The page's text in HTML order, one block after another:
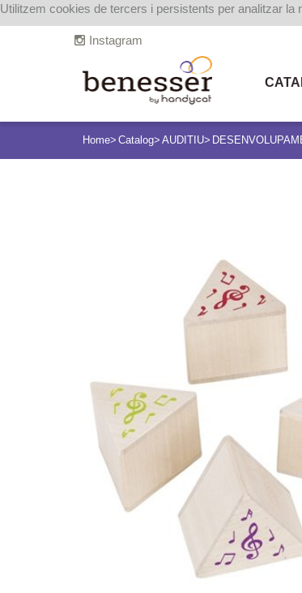
Utilitzem cookies de tercers i persistents per analitzar
Instagram
Home Catalog AUDITIU